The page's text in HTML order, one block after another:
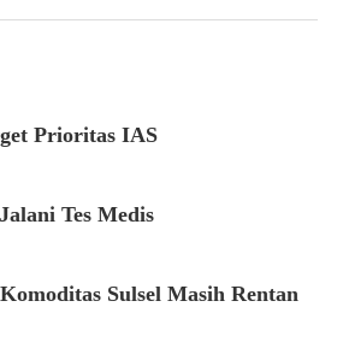
Prioritas IAS
Tes Medis
Sulsel Masih Rentan